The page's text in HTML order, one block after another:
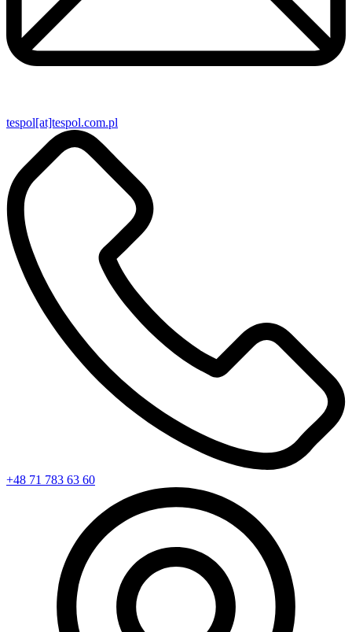
tespol[at]tespol.com.pl
+48 71 783 63 60